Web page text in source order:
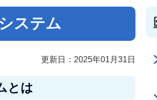
ステム
更新日：2025年01月31日
とは